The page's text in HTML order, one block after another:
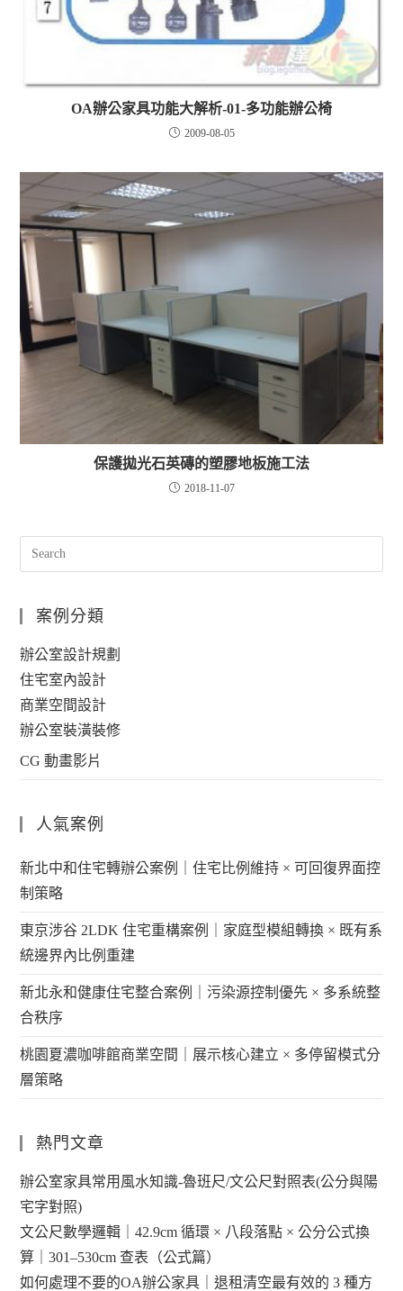
OA辦公家具功能大解析-01-多功能辦公椅
2009-08-05
保護拋光石英磚的塑膠地板施工法
2018-11-07
案例分類
辦公室設計規劃
住宅室內設計
商業空間設計
辦公室裝潢裝修
CG 動畫影片
人氣案例
新北中和住宅轉辦公案例｜住宅比例維持 × 可回復界面控
制策略
東京涉谷 2LDK 住宅重構案例｜家庭型模組轉換 × 既有系
統邊界內比例重建
新北永和健康住宅整合案例｜污染源控制優先 × 多系統整
合秩序
桃園夏濃咖啡館商業空間｜展示核心建立 × 多停留模式分
層策略
熱門文章
辦公室家具常用風水知識-魯班尺/文公尺對照表(公分與陽
宅字對照)
文公尺數學邏輯｜42.9cm 循環 × 八段落點 × 公分公式換
算｜301–530cm 查表（公式篇）
如何處理不要的OA辦公家具｜退租清空最有效的 3 種方